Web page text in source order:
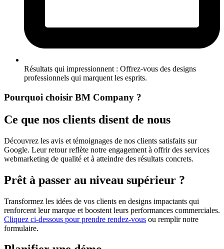
Résultats qui impressionnent : Offrez-vous des designs
professionnels qui marquent les esprits.
Pourquoi choisir BM Company ?
Ce que nos clients disent de nous
Découvrez les avis et témoignages de nos clients satisfaits sur
Google. Leur retour reflète notre engagement à offrir des services
webmarketing de qualité et à atteindre des résultats concrets.
Prêt à passer au niveau supérieur ?
Transformez les idées de vos clients en designs impactants qui
renforcent leur marque et boostent leurs performances commerciales.
Cliquez ci-dessous pour prendre rendez-vous ou remplir notre
formulaire.